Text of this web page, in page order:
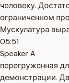
человеку.
ограниченном
Мускулатура
05:51
Speaker A
перегруженная
демонстрации.